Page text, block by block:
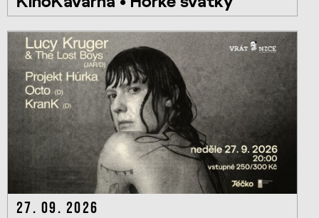
27. 09. 2026